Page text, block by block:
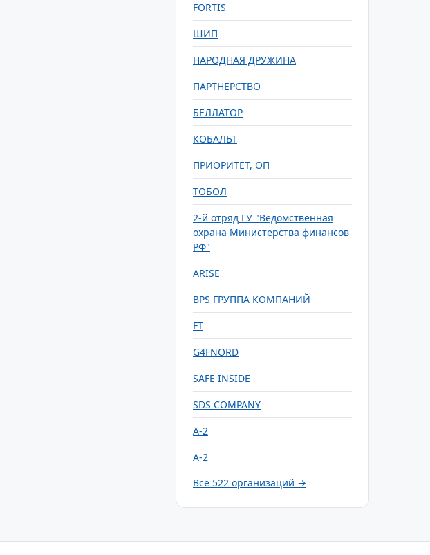
FORTIS
ШИП
НАРОДНАЯ ДРУЖИНА
ПАРТНЕРСТВО
БЕЛЛАТОР
КОБАЛЬТ
ПРИОРИТЕТ, ОП
ТОБОЛ
2-й отряд ГУ "Ведомственная
охрана Министерства финансов
РФ"
ARISE
BPS ГРУППА КОМПАНИЙ
FT
G4FNORD
SAFE INSIDE
SDS COMPANY
А-2
А-2
Все 522 организаций →